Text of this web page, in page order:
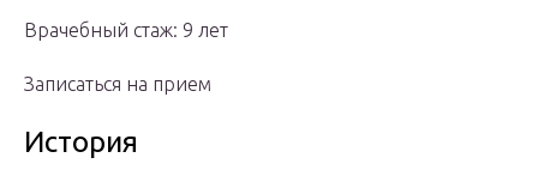
Врачебный стаж: 9 лет
Записаться на прием
История